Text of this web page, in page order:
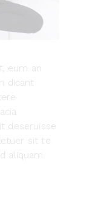
eum an
dicant
deseruisse
sit te.
aliquam